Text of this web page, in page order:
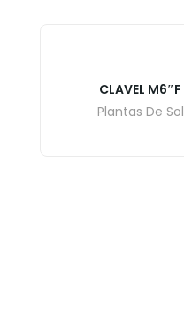
CLAVEL M6″F
Plantas De Sol